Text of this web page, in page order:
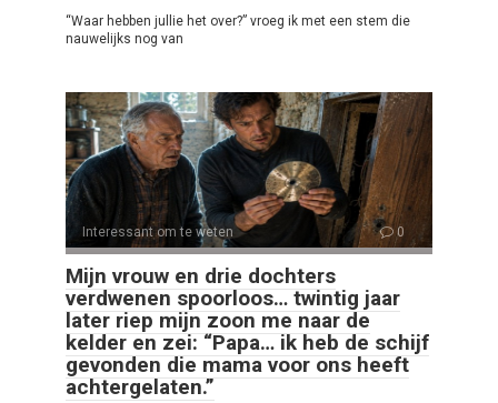
“Waar hebben jullie het over?” vroeg ik met een stem die
nauwelijks nog van
Interessant om te weten 0
Mijn vrouw en drie dochters
verdwenen spoorloos… twintig jaar
later riep mijn zoon me naar de
kelder en zei: “Papa… ik heb de schijf
gevonden die mama voor ons heeft
achtergelaten.”